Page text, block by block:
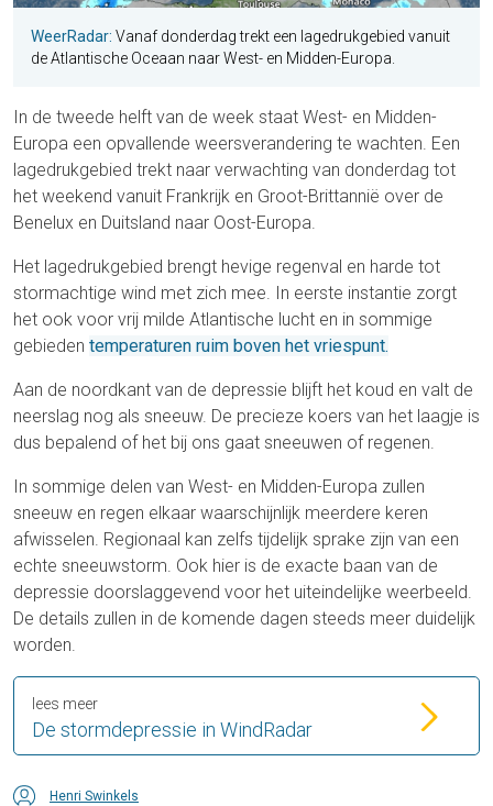
WeerRadar: Vanaf donderdag trekt een lagedrukgebied vanuit
de Atlantische Oceaan naar West- en Midden-Europa.
In de tweede helft van de week staat West- en Midden-
Europa een opvallende weersverandering te wachten. Een
lagedrukgebied trekt naar verwachting van donderdag tot
het weekend vanuit Frankrijk en Groot-Brittannië over de
Benelux en Duitsland naar Oost-Europa.
Het lagedrukgebied brengt hevige regenval en harde tot
stormachtige wind met zich mee. In eerste instantie zorgt
het ook voor vrij milde Atlantische lucht en in sommige
gebieden temperaturen ruim boven het vriespunt.
Aan de noordkant van de depressie blijft het koud en valt de
neerslag nog als sneeuw. De precieze koers van het laagje is
dus bepalend of het bij ons gaat sneeuwen of regenen.
In sommige delen van West- en Midden-Europa zullen
sneeuw en regen elkaar waarschijnlijk meerdere keren
afwisselen. Regionaal kan zelfs tijdelijk sprake zijn van een
echte sneeuwstorm. Ook hier is de exacte baan van de
depressie doorslaggevend voor het uiteindelijke weerbeeld.
De details zullen in de komende dagen steeds meer duidelijk
worden.
De stormdepressie in WindRadar
lees meer
Henri Swinkels